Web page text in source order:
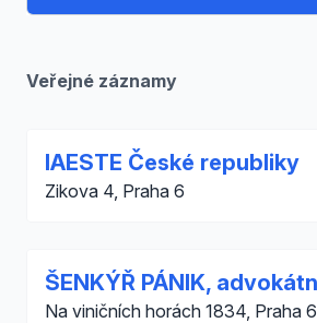
Veřejné záznamy
IAESTE České republiky
Zikova 4, Praha 6
ŠENKÝŘ PÁNIK,
Na viničních horách 1834, Praha 6